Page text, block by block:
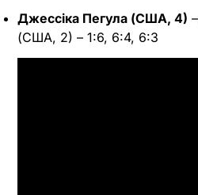
Джессіка Пегула (США, 4)
(США, 2) – 1:6, 6:4, 6:3